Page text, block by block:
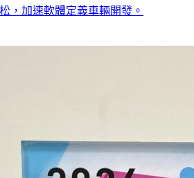
，加速軟體定義車輛開發。